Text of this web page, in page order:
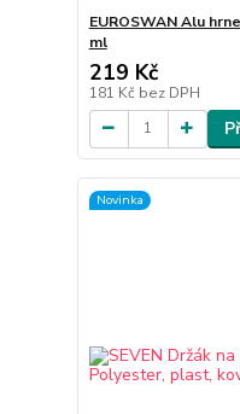
EUROSWAN Alu
ml
219 Kč
181 Kč bez DPH
Novinka